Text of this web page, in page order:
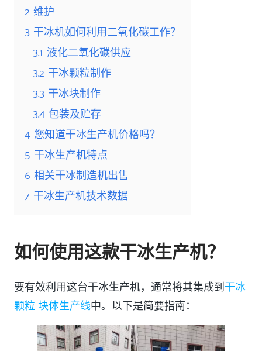
2 维护
3 干冰机如何利用二氧化碳工作？
3.1 液化二氧化碳供应
3.2 干冰颗粒制作
3.3 干冰块制作
3.4包装及贮存
4您知道干冰生产机价格吗？
5 干冰生产机特点
6 相关干冰制造机出售
7 干冰生产机技术数据
如何使用这款干冰生产机？
要有效利用这台干冰生产机，通常将其集成到干冰
颗粒-块体生产线中。以下是简要指南：